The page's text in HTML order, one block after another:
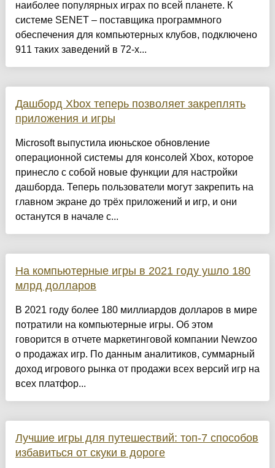
наиболее популярных играх по всей планете. К
системе SENET – поставщика программного
обеспечения для компьютерных клубов, подключено
911 таких заведений в 72-х...
Дашборд Xbox теперь позволяет закреплять
приложения и игры
Microsoft выпустила июньское обновление
операционной системы для консолей Xbox, которое
принесло с собой новые функции для настройки
дашборда. Теперь пользователи могут закрепить на
главном экране до трёх приложений и игр, и они
останутся в начале с...
На компьютерные игры в 2021 году ушло 180
млрд долларов
В 2021 году более 180 миллиардов долларов в мире
потратили на компьютерные игры. Об этом
говорится в отчете маркетинговой компании Newzoo
о продажах игр. По данным аналитиков, суммарный
доход игрового рынка от продажи всех версий игр на
всех платфор...
Лучшие игры для путешествий: топ-7 способов
избавиться от скуки в дороге